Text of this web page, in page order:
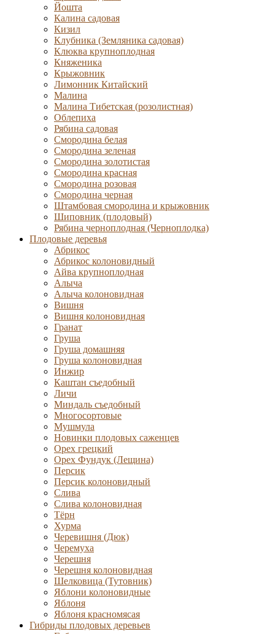
Йошта
Калина садовая
Кизил
Клубника (Земляника садовая)
Клюква крупноплодная
Княженика
Крыжовник
Лимонник Китайский
Малина
Малина Тибетская (розолистная)
Облепиха
Рябина садовая
Смородина белая
Смородина зеленая
Смородина золотистая
Смородина красная
Смородина розовая
Смородина черная
Штамбовая смородина и крыжовник
Шиповник (плодовый)
Рябина черноплодная (Черноплодка)
Плодовые деревья
Абрикос
Абрикос колоновидный
Айва крупноплодная
Алыча
Алыча колоновидная
Вишня
Вишня колоновидная
Гранат
Груша
Груша домашняя
Груша колоновидная
Инжир
Каштан съедобный
Личи
Миндаль съедобный
Многосортовые
Мушмула
Новинки плодовых саженцев
Орех грецкий
Орех Фундук (Лещина)
Персик
Персик колоновидный
Слива
Слива колоновидная
Тёрн
Хурма
Черевишня (Дюк)
Черемуха
Черешня
Черешня колоновидная
Шелковица (Тутовник)
Яблони колоновидные
Яблоня
Яблоня красномясая
Гибриды плодовых деревьев